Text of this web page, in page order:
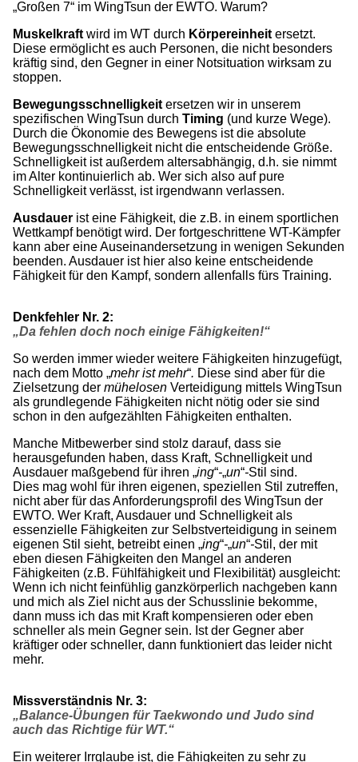
„Großen 7“ im WingTsun der EWTO. Warum?
Muskelkraftwird im WT durch Körpereinheitersetzt.
Diese ermöglicht es auch Personen, die nicht besonders
kräftig sind, den Gegner in einer Notsituation wirksam zu
stoppen.
Bewegungsschnelligkeitersetzen wir in unserem
spezifischen WingTsun durch Timing (und kurze Wege).
Durch die Ökonomie des Bewegens ist die absolute
Bewegungsschnelligkeit nicht die entscheidende Größe.
Schnelligkeit ist außerdem altersabhängig, d.h. sie nimmt
im Alter kontinuierlich ab. Wer sich also auf pure
Schnelligkeit verlässt, ist irgendwann verlassen.
Ausdauer ist eine Fähigkeit, die z.B. in einem sportlichen
Wettkampf benötigt wird. Der fortgeschrittene WT-Kämpfer
kann aber eine Auseinandersetzung in wenigen Sekunden
beenden. Ausdauer ist hier also keine entscheidende
Fähigkeit für den Kampf, sondern allenfalls fürs Training.
Denkfehler Nr. 2:
„Da fehlen doch noch einige Fähigkeiten!“
So werden immer wieder weitere Fähigkeiten hinzugefügt,
nach dem Motto „mehr ist mehr“. Diese sind aber für die
Zielsetzung der mühelosen Verteidigung mittels WingTsun
als grundlegende Fähigkeiten nicht nötig oder sie sind
schon in den aufgezählten Fähigkeiten enthalten.
Manche Mitbewerber sind stolz darauf, dass sie
herausgefunden haben, dass Kraft, Schnelligkeit und
Ausdauer maßgebend für ihren „ing“-„un“-Stil sind.
Dies mag wohl für ihren eigenen, speziellen Stil zutreffen,
nicht aber für das Anforderungsprofil des WingTsun der
EWTO. Wer Kraft, Ausdauer und Schnelligkeit als
essenzielle Fähigkeiten zur Selbstverteidigung in seinem
eigenen Stil sieht, betreibt einen „ing“-„un“-Stil, der mit
eben diesen Fähigkeiten den Mangel an anderen
Fähigkeiten (z.B. Fühlfähigkeit und Flexibilität) ausgleicht:
Wenn ich nicht feinfühlig ganzkörperlich nachgeben kann
und mich als Ziel nicht aus der Schusslinie bekomme,
dann muss ich das mit Kraft kompensieren oder eben
schneller als mein Gegner sein. Ist der Gegner aber
kräftiger oder schneller, dann funktioniert das leider nicht
mehr.
Missverständnis Nr. 3:
„Balance-Übungen für Taekwondo und Judo sind
auch das Richtige für WT.“
Ein weiterer Irrglaube ist, die Fähigkeiten zu sehr zu